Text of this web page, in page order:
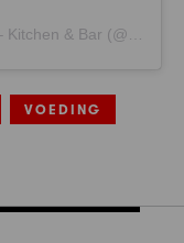
VOEDING